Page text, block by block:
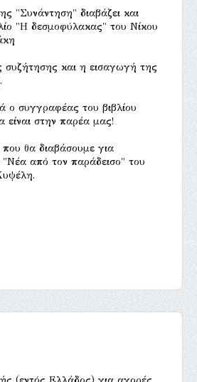
"Συνάντηση" διαβάζει και
"Η δεσμοφύλακας" του Νίκου
συζήτησης και η εισαγωγή της
ο συγγραφέας του βιβλίου
είναι στην παρέα μας!
που θα διαβάσουμε για
"Νέα από τον παράδεισο" του